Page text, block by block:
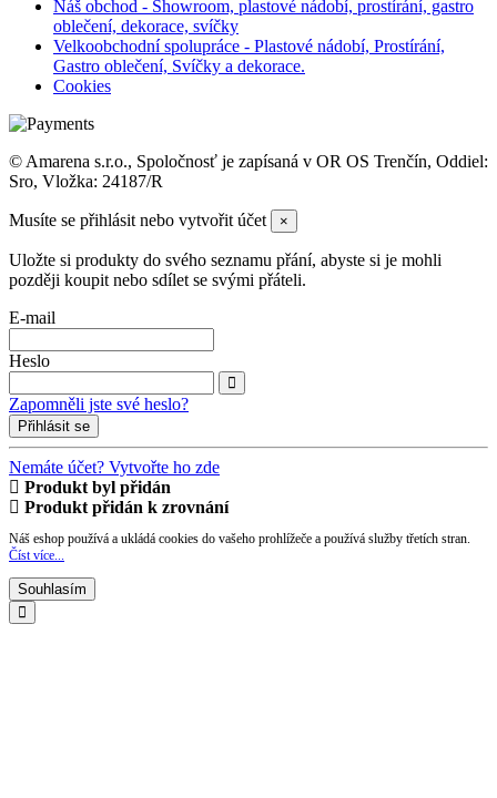
Náš obchod - Showroom, plastové nádobí, prostírání, gastro
oblečení, dekorace, svíčky
Velkoobchodní spolupráce - Plastové nádobí, Prostírání,
Gastro oblečení, Svíčky a dekorace.
Cookies
© Amarena s.r.o., Spoločnosť je zapísaná v OR OS Trenčín, Oddiel:
Sro, Vložka: 24187/R
Musíte se přihlásit nebo vytvořit účet ×
Uložte si produkty do svého seznamu přání, abyste si je mohli
později koupit nebo sdílet se svými přáteli.
E-mail
Heslo
Zapomněli jste své heslo?
Přihlásit se
Nemáte účet? Vytvořte ho zde
Produkt byl přidán
Produkt přidán k zrovnání
Náš eshop používá a ukládá cookies do vašeho prohlížeče a používá služby třetích stran.
Číst více...
Souhlasím